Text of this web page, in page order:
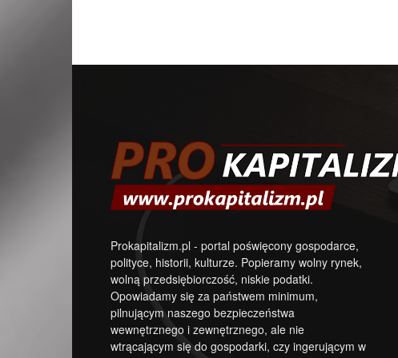
Prokapitalizm.pl - portal poświęcony gospodarce,
polityce, historii, kulturze. Popieramy wolny rynek,
wolną przedsiębiorczość, niskie podatki.
Opowiadamy się za państwem minimum,
pilnującym naszego bezpieczeństwa
wewnętrznego i zewnętrznego, ale nie
wtrącającym się do gospodarki, czy ingerującym w